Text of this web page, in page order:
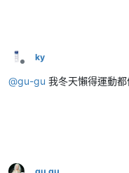
離線
ky
@gu-gu 我冬天懶得運動